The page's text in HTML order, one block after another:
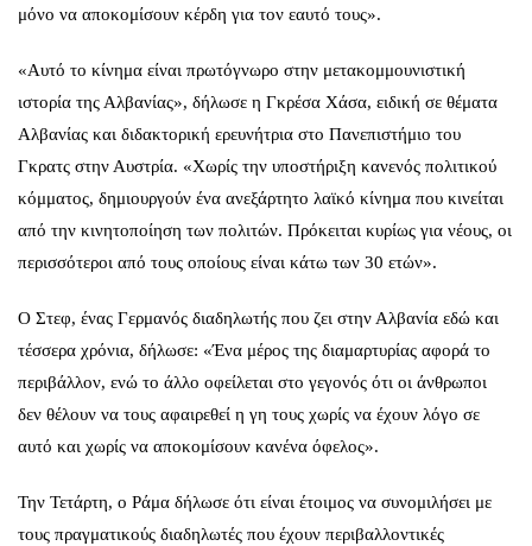
μόνο να αποκομίσουν κέρδη για τον εαυτό τους».
«Αυτό το κίνημα είναι πρωτόγνωρο στην μετακομμουνιστική
ιστορία της Αλβανίας», δήλωσε η Γκρέσα Χάσα, ειδική σε θέματα
Αλβανίας και διδακτορική ερευνήτρια στο Πανεπιστήμιο του
Γκρατς στην Αυστρία. «Χωρίς την υποστήριξη κανενός πολιτικού
κόμματος, δημιουργούν ένα ανεξάρτητο λαϊκό κίνημα που κινείται
από την κινητοποίηση των πολιτών. Πρόκειται κυρίως για νέους, οι
περισσότεροι από τους οποίους είναι κάτω των 30 ετών».
Ο Στεφ, ένας Γερμανός διαδηλωτής που ζει στην Αλβανία εδώ και
τέσσερα χρόνια, δήλωσε: «Ένα μέρος της διαμαρτυρίας αφορά το
περιβάλλον, ενώ το άλλο οφείλεται στο γεγονός ότι οι άνθρωποι
δεν θέλουν να τους αφαιρεθεί η γη τους χωρίς να έχουν λόγο σε
αυτό και χωρίς να αποκομίσουν κανένα όφελος».
Την Τετάρτη, ο Ράμα δήλωσε ότι είναι έτοιμος να συνομιλήσει με
τους πραγματικούς διαδηλωτές που έχουν περιβαλλοντικές